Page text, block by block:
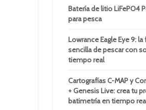
Batería de litio LiFePO4
para pesca
Lowrance Eagle Eye 9:
sencilla de pescar con
tiempo real
Cartografías C-MAP y
+ Genesis Live: crea tu
batimetría en tiempo